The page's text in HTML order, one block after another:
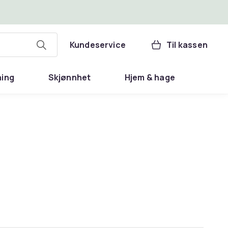
Kundeservice Til kassen
Skjønnhet Hjem & hage